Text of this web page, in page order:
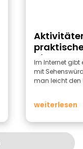
die Stadt
Im Internet gibt
mit
man leicht den
weiterlesen